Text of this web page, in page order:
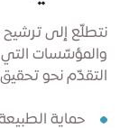
نتطلّع إلى ترشيح
والمؤسّسات
التقدّم نحو
حماية